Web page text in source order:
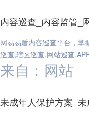
内容巡查_内容监管_
网易易盾内容巡查平台，掌
巡查,辖区巡查,网站巡查
来自：网站
未成年人保护方案_未